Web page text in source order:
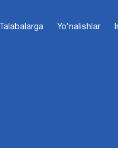
Talabalarga Yo‘nalishlar